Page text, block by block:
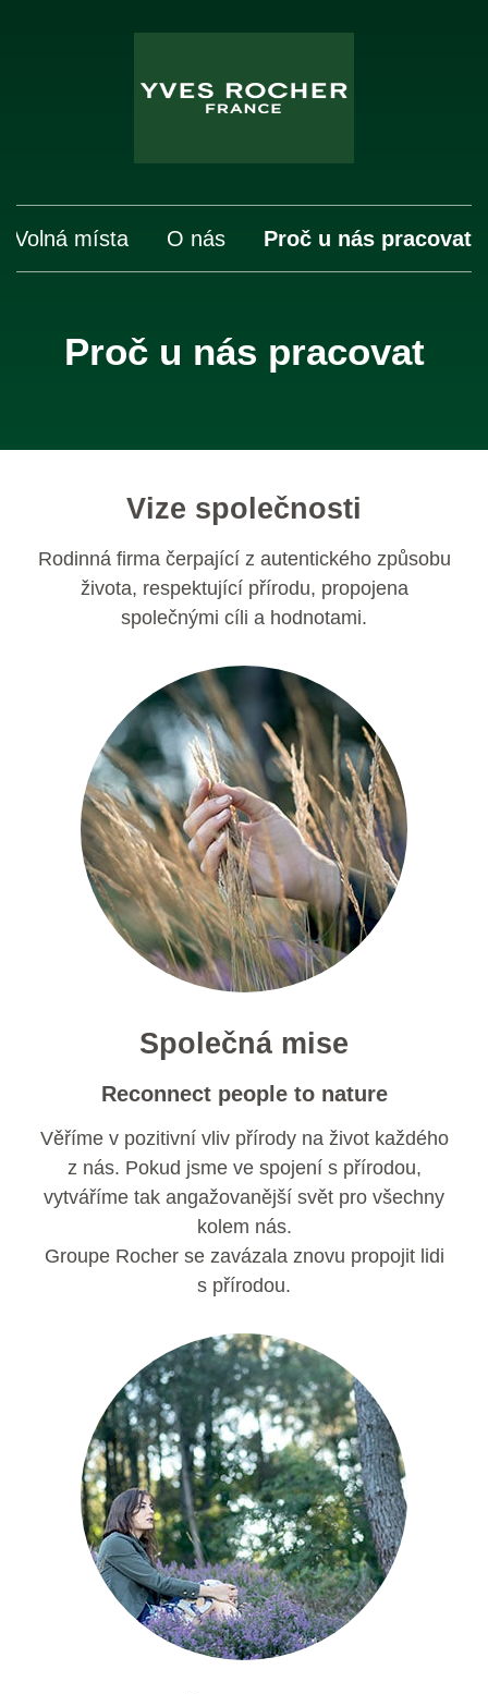
Volná místa O nás Proč u nás pracovat
Proč u nás pracovat
Vize společnosti
Rodinná firma čerpající z autentického způsobu
života, respektující přírodu, propojena
společnými cíli a hodnotami.
Společná mise
Reconnect people to nature
Věříme v pozitivní vliv přírody na život každého
z nás. Pokud jsme ve spojení s přírodou,
vytváříme tak angažovanější svět pro všechny
kolem nás.
Groupe Rocher se zavázala znovu propojit lidi
s přírodou.